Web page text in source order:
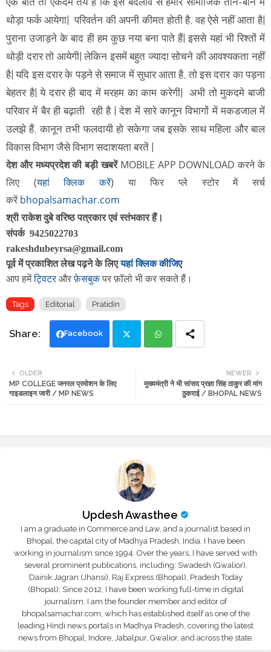
थोड़ा फर्क आयेगा| परिवर्तन की अपनी कीमत होती है, वह ऐसे नहीं आता है|
पुराना उजाड़ने के बाद ही हम कुछ नया बना पाते हैं| इससे यहां भी रिश्तों में
थोड़ी दरार तो आयेगी| लेकिन इसमें बहुत ज्यादा सोचने की आवश्यकता नहीं
है| यदि इस दरार के पड़ने से समाज में सुधार आता है, तो इस दरार का पड़ना
बेहतर है| ये दरार ही बाद में मरहम का काम करेगी| अभी तो मुकदमे बाजी
परिवार में बैर ही बढ़ाती रही है | देश में सारे कानून विभागों में मकडजाल में
उलझे हैं, कानून तभी फलदायी हो सकेगा जब इसके साथ महिला और बाल
विकास विभाग जैसे विभाग सदाशयता बरतें |
देश और मध्यप्रदेश की बड़ी खबरें MOBILE APP DOWNLOAD करने के
लिए (यहां क्लिक करें) या फिरप्ले स्टोर में सर्च
करें bhopalsamachar.com
श्री राकेश दुबे वरिष्ठ पत्रकार एवं स्तंभकार हैं।
संपर्क 9425022703
rakeshdubeyrsa@gmail.com
पूर्व में प्रकाशित लेख पढ़ने के लिएयहां क्लिक कीजिए
आप हमेंट्विटरऔरफ़ेसबुकपर फ़ॉलो भी कर सकते हैं।
Tags Editorial Pratidin
Facebook
ats
NEWER
मुख्यमंत्री ने भी सांसद प्रज्ञा सिंह ठाकुर की मांग
ठुकराई / BHOPAL NEWS
OLDER
MP COLLEGE जनरल प्रमोशन के लिए
गाइडलाइन जारी / MP NEWS
Updesh Awasthee
I am a graduate in Commerce and Law, and a journalist based in
Bhopal, the capital city of Madhya Pradesh, India. I have been
working in journalism since 1994. Over the years, I have served with
several prominent publications, including: Swadesh (Gwalior),
Dainik Jagran (Jhansi), Raj Express (Bhopal), Pradesh Today
(Bhopal); Since 2012, I have been working full-time in digital
journalism. I am the founder member and editor of
bhopalsamachar.com, which has established itself as one of the
leading Hindi news portals in Madhya Pradesh, covering the latest
news from Bhopal, Indore, Jabalpur, Gwalior, and across the state.